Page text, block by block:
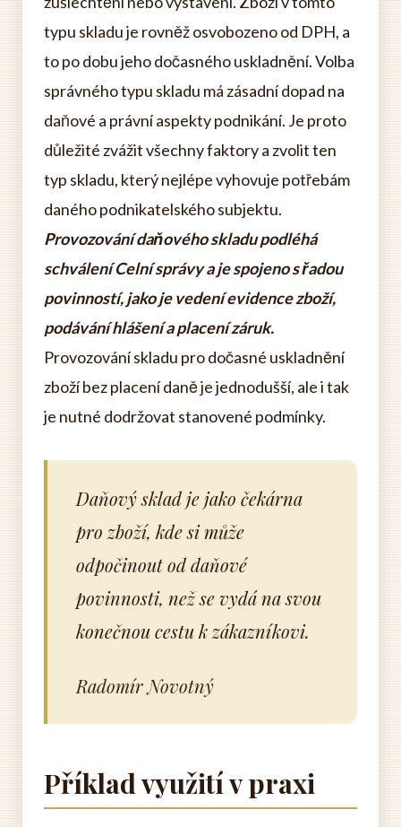
typu skladu je rovněž osvobozeno od DPH, a
to po dobu jeho dočasného uskladnění. Volba
správného typu skladu má zásadní dopad na
daňové a právní aspekty podnikání. Je proto
důležité zvážit všechny faktory a zvolit ten
typ skladu, který nejlépe vyhovuje potřebám
daného podnikatelského subjektu.
Provozování daňového skladu podléhá
schválení Celní správy a je spojeno s řadou
povinností, jako je vedení evidence zboží,
podávání hlášení a placení záruk.
Provozování skladu pro dočasné uskladnění
zboží bez placení daně je jednodušší, ale i tak
je nutné dodržovat stanovené podmínky.
Daňový sklad je jako čekárna
pro zboží, kde si může
odpočinout od daňové
povinnosti, než se vydá na svou
konečnou cestu k zákazníkovi.
Radomír Novotný
Příklad využití v praxi